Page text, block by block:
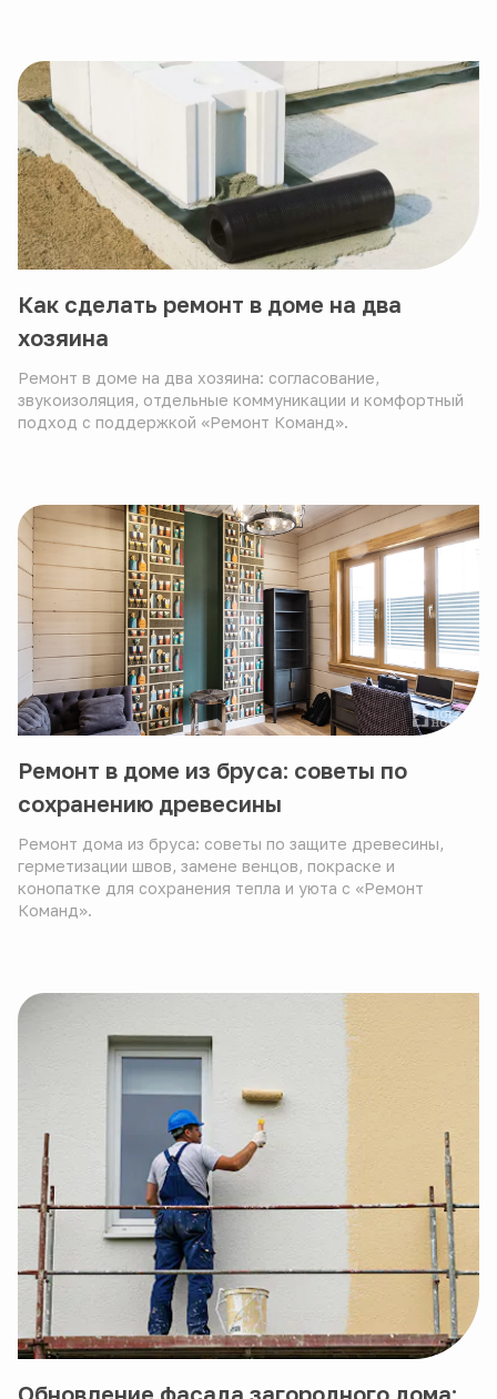
Как сделать ремонт в доме на два
хозяина
Ремонт в доме на два хозяина: согласование,
звукоизоляция, отдельные коммуникации и комфортный
подход с поддержкой «Ремонт Команд».
Ремонт в доме из бруса: советы по
сохранению древесины
Ремонт дома из бруса: советы по защите древесины,
герметизации швов, замене венцов, покраске и
конопатке для сохранения тепла и уюта с «Ремонт
Команд».
Обновление фасада загородного дома: